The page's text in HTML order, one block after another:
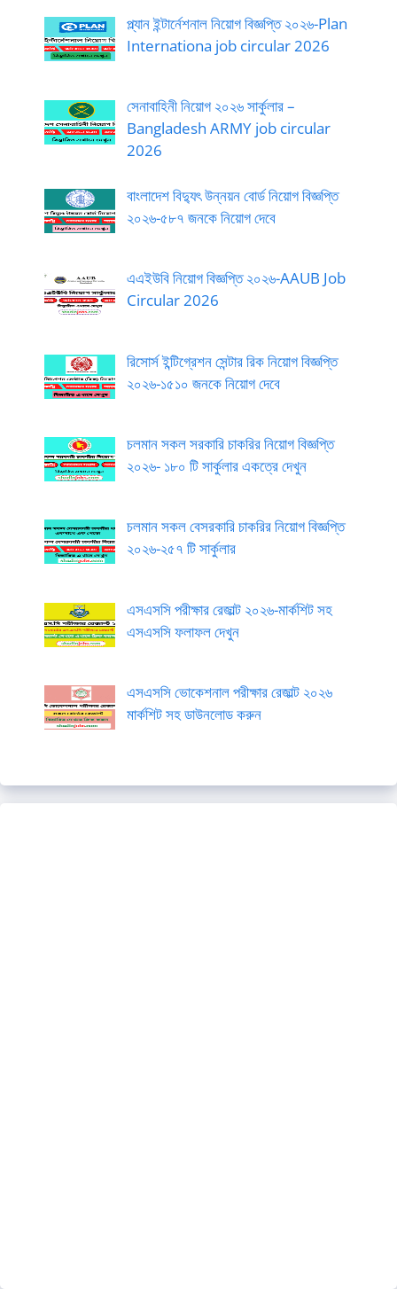
প্ল্যান ইন্টার্নেশনাল নিয়োগ বিজ্ঞপ্তি ২০২৬-Plan
Internationa job circular 2026
সেনাবাহিনী নিয়োগ ২০২৬ সার্কুলার –
Bangladesh ARMY job circular
2026
বাংলাদেশ বিদ্যুৎ উন্নয়ন বোর্ড নিয়োগ বিজ্ঞপ্তি
২০২৬-৫৮৭ জনকে নিয়োগ দেবে
এএইউবি নিয়োগ বিজ্ঞপ্তি ২০২৬-AAUB Job
Circular 2026
রিসোর্স ইন্টিগ্রেশন সেন্টার রিক নিয়োগ বিজ্ঞপ্তি
২০২৬-১৫১০ জনকে নিয়োগ দেবে
চলমান সকল সরকারি চাকরির নিয়োগ বিজ্ঞপ্তি
২০২৬- ১৮০ টি সার্কুলার একত্রে দেখুন
চলমান সকল বেসরকারি চাকরির নিয়োগ বিজ্ঞপ্তি
২০২৬-২৫৭ টি সার্কুলার
এসএসসি পরীক্ষার রেজাল্ট ২০২৬-মার্কশিট সহ
এসএসসি ফলাফল দেখুন
এসএসসি ভোকেশনাল পরীক্ষার রেজাল্ট ২০২৬
মার্কশিট সহ ডাউনলোড করুন